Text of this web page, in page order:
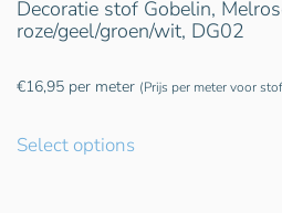
Decoratie stof Gobelin,
roze/geel/groen/wit, DG02
€16,95 per meter (Prijs per meter voor
Select options